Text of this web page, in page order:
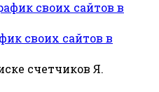
своих сайтов в
счетчиков Я.